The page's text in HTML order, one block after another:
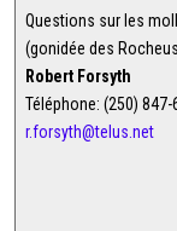
Questions sur les
(gonidée des
Robert Forsyth
Téléphone: (250) 847-
r.forsyth@telus.net